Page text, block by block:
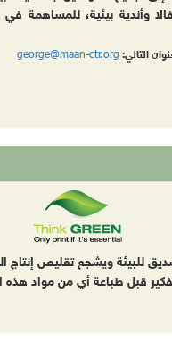
وأندية بيئية، للمساهمة في
التالي: george@maan-ctr.org
للبيئة ويشجع تقليص إنتاج
قبل طباعة أي من مواد هذه